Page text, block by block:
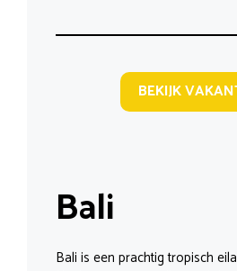
BEKIJK
Bali
Bali is een prachtig tropisch